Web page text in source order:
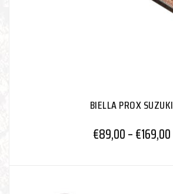
BIELLA PROX SUZUKI
€89,00–€169,00